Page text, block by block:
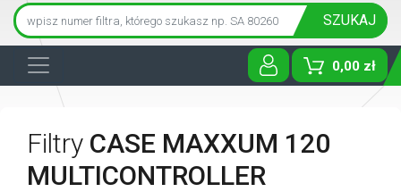
SZUKAJ
0,00 zł
Toggle
Filtry CASE MAXXUM 120
MULTICONTROLLER